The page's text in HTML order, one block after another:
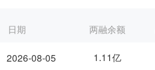
日期
2026-08-05
两融余额
1.11亿